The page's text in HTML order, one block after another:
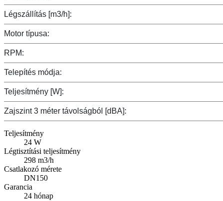
Légszállítás [m3/h]:
Motor típusa:
RPM:
Telepítés módja:
Teljesítmény [W]:
Zajszint 3 méter távolságból [dBA]:
Teljesítmény
24 W
Légtisztítási teljesítmény
298 m3/h
Csatlakozó mérete
DN150
Garancia
24 hónap